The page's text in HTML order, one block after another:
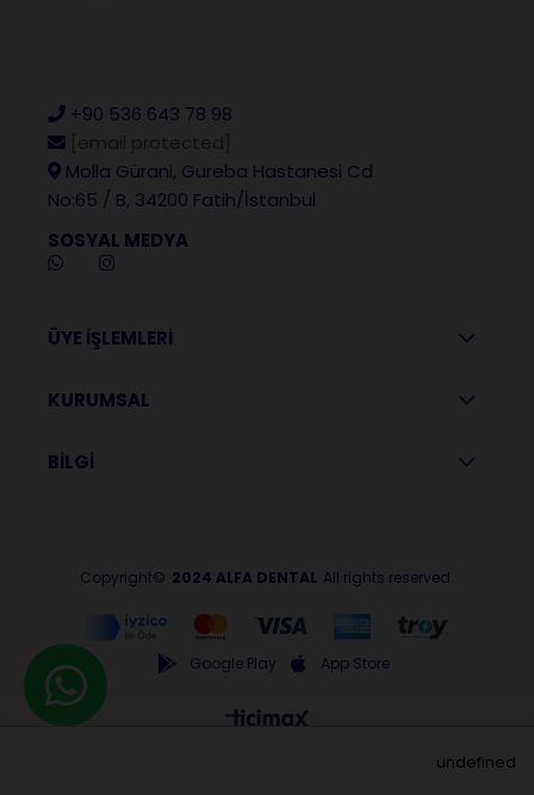
+90 536 643 78 98
Molla Gürani, Gureba Hastanesi Cd
No:65 / B, 34200 Fatih/İstanbul
SOSYAL MEDYA
ÜYE İŞLEMLERİ
KURUMSAL
BİLGİ
Copyright© 2024 ALFA DENTAL All rights reserved.
Google Play App Store
undefined